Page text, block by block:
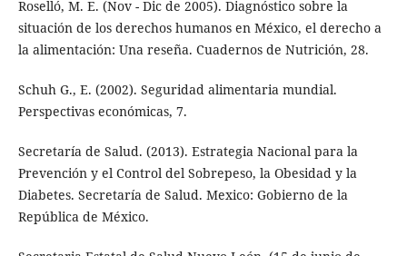
Roselló, M. E. (Nov - Dic de 2005). Diagnóstico sobre la
situación de los derechos humanos en México, el derecho a
la alimentación: Una reseña. Cuadernos de Nutrición, 28.
Schuh G., E. (2002). Seguridad alimentaria mundial.
Perspectivas económicas, 7.
Secretaría de Salud. (2013). Estrategia Nacional para la
Prevención y el Control del Sobrepeso, la Obesidad y la
Diabetes. Secretaría de Salud. Mexico: Gobierno de la
República de México.